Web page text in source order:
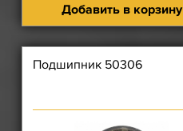
Добавить в корзину
Подшипник 50306